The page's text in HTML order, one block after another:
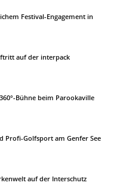
Festival-Engagement in
auf der interpack
Bühne beim Parookaville
Profi-Golfsport am Genfer See
auf der Interschutz